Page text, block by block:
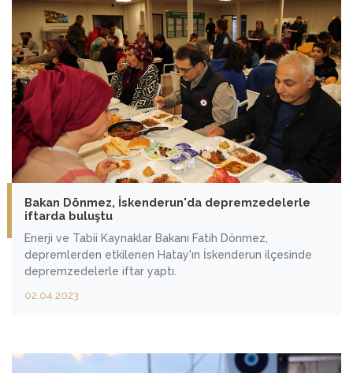
Bakan Dönmez, İskenderun'da depremzedelerle
iftarda buluştu
Enerji ve Tabii Kaynaklar Bakanı Fatih Dönmez,
depremlerden etkilenen Hatay'ın İskenderun ilçesinde
depremzedelerle iftar yaptı.
02.04.2023